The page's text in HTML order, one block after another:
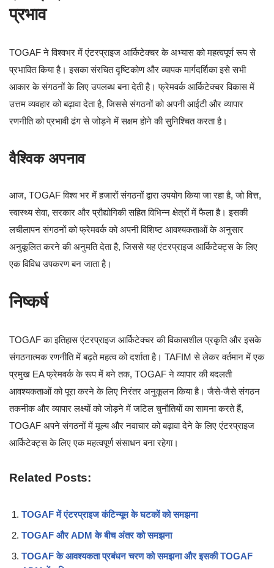
प्रभाव
TOGAF ने विश्वभर में एंटरप्राइज आर्किटेक्चर के अभ्यास को महत्वपूर्ण रूप से
प्रभावित किया है। इसका संरचित दृष्टिकोण और व्यापक मार्गदर्शिका इसे सभी
आकार के संगठनों के लिए उपलब्ध बना देती है। फ्रेमवर्क आर्किटेक्चर विकास में
उत्तम व्यवहार को बढ़ावा देता है, जिससे संगठनों को अपनी आईटी और व्यापार
रणनीति को प्रभावी ढंग से जोड़ने में सक्षम होने की सुनिश्चित करता है।
वैश्विक अपनाव
आज, TOGAF विश्व भर में हजारों संगठनों द्वारा उपयोग किया जा रहा है, जो वित्त,
स्वास्थ्य सेवा, सरकार और प्रौद्योगिकी सहित विभिन्न क्षेत्रों में फैला है। इसकी
लचीलापन संगठनों को फ्रेमवर्क को अपनी विशिष्ट आवश्यकताओं के अनुसार
अनुकूलित करने की अनुमति देता है, जिससे यह एंटरप्राइज आर्किटेक्ट्स के लिए
एक विविध उपकरण बन जाता है।
निष्कर्ष
TOGAF का इतिहास एंटरप्राइज आर्किटेक्चर की विकासशील प्रकृति और इसके
संगठनात्मक रणनीति में बढ़ते महत्व को दर्शाता है। TAFIM से लेकर वर्तमान में एक
प्रमुख EA फ्रेमवर्क के रूप में बने तक, TOGAF ने व्यापार की बदलती
आवश्यकताओं को पूरा करने के लिए निरंतर अनुकूलन किया है। जैसे-जैसे संगठन
तकनीक और व्यापार लक्ष्यों को जोड़ने में जटिल चुनौतियों का सामना करते हैं,
TOGAF अपने संगठनों में मूल्य और नवाचार को बढ़ावा देने के लिए एंटरप्राइज
आर्किटेक्ट्स के लिए एक महत्वपूर्ण संसाधन बना रहेगा।
Related Posts:
TOGAF में एंटरप्राइज कंटिन्यूम के घटकों को समझना
TOGAF और ADM के बीच अंतर को समझना
TOGAF के आवश्यकता प्रबंधन चरण को समझना और इसकी TOGAF